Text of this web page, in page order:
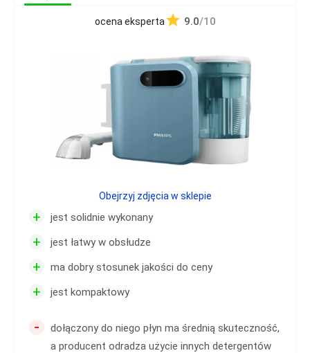
ocena eksperta 9.0/10
+ jest solidnie wykonany
+ jest łatwy w obsłudze
+ ma dobry stosunek jakości do ceny
+ jest kompaktowy
-
dołączony do niego płyn ma średnią skuteczność,
a producent odradza użycie innych detergentów
Obejrzyj zdjęcia w sklepie